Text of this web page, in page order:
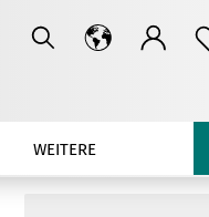
WEITERE